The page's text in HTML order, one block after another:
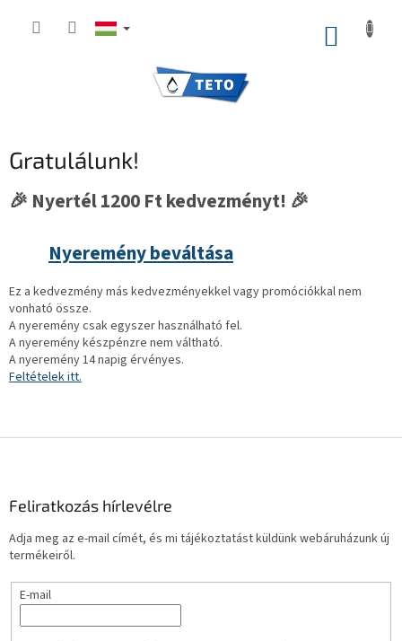
KOSÁR
Gratulálunk!
🎉 Nyertél 1200 Ft kedvezményt! 🎉
Nyeremény beváltása
Ez a kedvezmény más kedvezményekkel vagy promóciókkal nem
vonható össze.
A nyeremény csak egyszer használható fel.
A nyeremény készpénzre nem váltható.
A nyeremény 14 napig érvényes.
Feltételek itt.
Feliratkozás hírlevélre
Adja meg az e-mail címét, és mi tájékoztatást küldünk webáruházunk új
termékeiről.
E-mail